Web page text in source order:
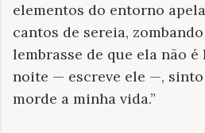
elementos do entorno
cantos de sereia,
lembrasse de que ela não é
noite — escreve ele —, sinto
morde a minha vida.”